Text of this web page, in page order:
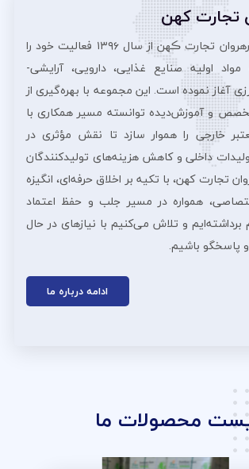
تجارت کهن
شرڪت بازرگانی رهروان تجارت ڪهن از سال ۱۳۹۶ فعالیت خود را
مواد اولیه صنایع غذایی، دارویی، آرایشی‌-
آغاز نموده است. این مجموعه با بهره‌گیری از
و آموزش‌دیده توانسته مسیر همکاری با
خارجی را هموار سازد تا نقش مؤثری در
داخلی و کاهش هزینه‌های تولیدکنندگان
تجارت کهن، با تکیه بر اخلاق حرفه‌ای، انگیزه
همواره در مسیر جلب و حفظ اعتماد
برداشته‌ایم و تلاش می‌کنیم با نیازهای در حال
و پاسخگو باشیم.
ادامه درباره ما
محصولات ما